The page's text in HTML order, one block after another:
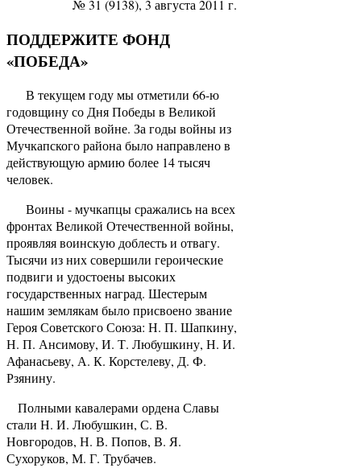
№ 31 (9138), 3 августа 2011 г.
ПОДДЕРЖИТЕ ФОНД
«ПОБЕДА»
В текущем году мы отметили 66-ю
годовщину со Дня Победы в Великой
Отечественной войне. За годы войны из
Мучкапского района было направлено в
действующую армию более 14 тысяч
человек.
Воины - мучкапцы сражались на всех
фронтах Великой Отечественной войны,
проявляя воинскую доблесть и отвагу.
Тысячи из них совершили героические
подвиги и удостоены высоких
государственных наград. Шестерым
нашим землякам было присвоено звание
Героя Советского Союза: Н. П. Шапкину,
Н. П. Ансимову, И. Т. Любушкину, Н. И.
Афанасьеву, А. К. Корстелеву, Д. Ф.
Рзянину.
Полными кавалерами ордена Славы
стали Н. И. Любушкин, С. В.
Новгородов, Н. В. Попов, В. Я.
Сухоруков, М. Г. Трубачев.